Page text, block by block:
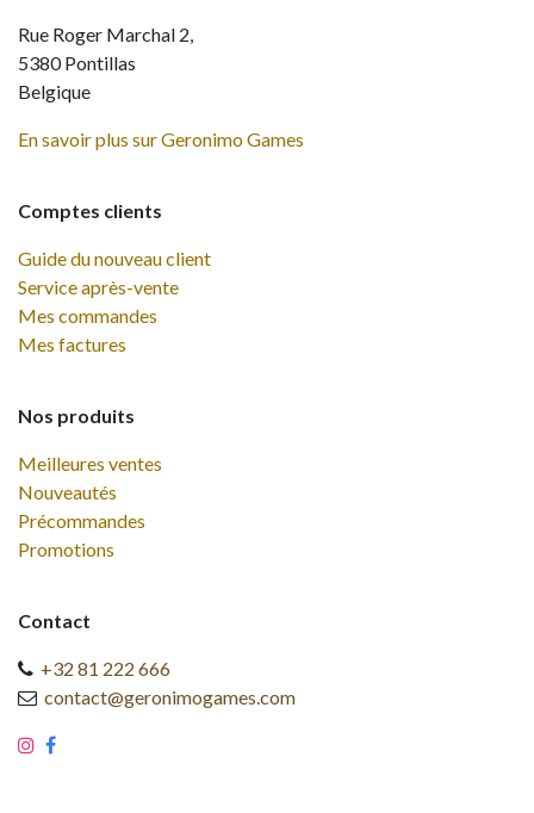
Comptes clients
Guide du nouveau client
Service après-vente
Mes commandes
Mes factures
Nos produits
Meilleures ventes
Nouveautés
Précommandes
Promotions
Contact
+32 81 222 666
contact@geronimogames.com
Rue Roger Marchal 2,
5380 Pontillas
Belgique
En savoir plus sur Geronimo Games